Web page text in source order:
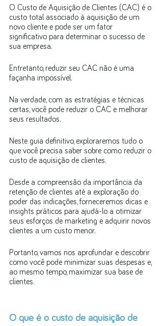
O Custo de Aquisição de Clientes (CAC) é o
custo total associado à aquisição de um
novo cliente e pode ser um fator
significativo para determinar o sucesso de
sua empresa.
Entretanto, reduzir seu CAC não é uma
façanha impossível.
Na verdade, com as estratégias e técnicas
certas, você pode reduzir o CAC e melhorar
seus resultados.
Neste guia definitivo, exploraremos tudo o
que você precisa saber sobre como reduzir o
custo de aquisição de clientes.
Desde a compreensão da importância da
retenção de clientes até a exploração do
poder das indicações, forneceremos dicas e
insights práticos para ajudá-lo a otimizar
seus esforços de marketing e adquirir novos
clientes a um custo menor.
Portanto, vamos nos aprofundar e descobrir
como você pode minimizar suas despesas e,
ao mesmo tempo, maximizar sua base de
clientes.
O que é o custo de aquisição de